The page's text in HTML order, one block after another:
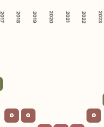
2017 2018 2019 2020 2021 2022 2023